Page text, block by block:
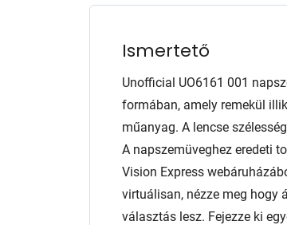
Ismertető
Unofficial UO6161 001
formában, amely remekül
műanyag. A lencse
A napszemüveghez eredeti
Vision Express
virtuálisan, nézze meg hogy
választás lesz. Fejezze ki